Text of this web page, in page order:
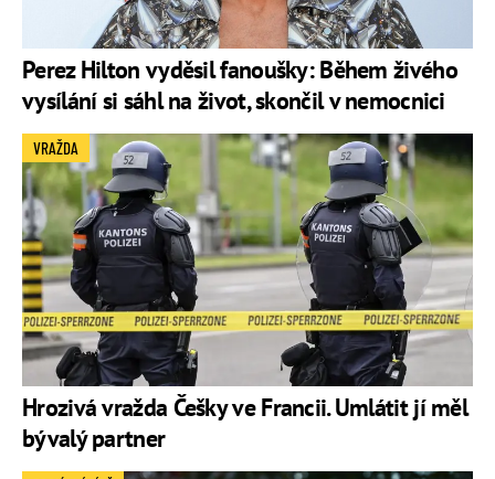
Perez Hilton vyděsil fanoušky: Během živého
vysílání si sáhl na život, skončil v nemocnici
Hrozivá vražda Češky ve Francii. Umlátit jí měl
bývalý partner
VRAŽDA